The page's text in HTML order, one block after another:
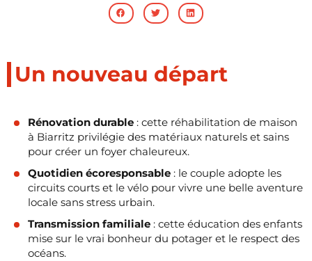
Un nouveau départ
Rénovation durable : cette réhabilitation de maison
à Biarritz privilégie des matériaux naturels et sains
pour créer un foyer chaleureux.
Quotidien écoresponsable : le couple adopte les
circuits courts et le vélo pour vivre une belle aventure
locale sans stress urbain.
Transmission familiale : cette éducation des enfants
mise sur le vrai bonheur du potager et le respect des
océans.